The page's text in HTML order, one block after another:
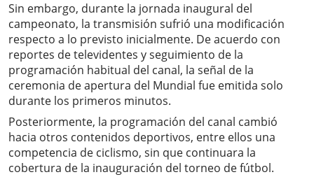
Sin embargo, durante la jornada inaugural del
campeonato, la transmisión sufrió una modificación
respecto a lo previsto inicialmente. De acuerdo con
reportes de televidentes y seguimiento de la
programación habitual del canal, la señal de la
ceremonia de apertura del Mundial fue emitida solo
durante los primeros minutos.
Posteriormente, la programación del canal cambió
hacia otros contenidos deportivos, entre ellos una
competencia de ciclismo, sin que continuara la
cobertura de la inauguración del torneo de fútbol.